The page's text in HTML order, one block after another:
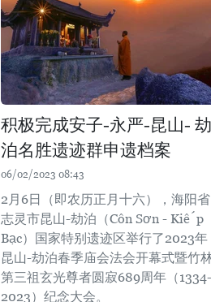
积极完成安子-永严-昆山- 劫
泊名胜遗迹群申遗档案
06/02/2023 08:43
2月6日（即农历正月十六），海阳省
志灵市昆山-劫泊（Côn Sơn - Kiếp
Bạc）国家特别遗迹区举行了2023年
昆山-劫泊春季庙会法会开幕式暨竹
第三祖玄光尊者圆寂689周年（1334-
2023）纪念大会。